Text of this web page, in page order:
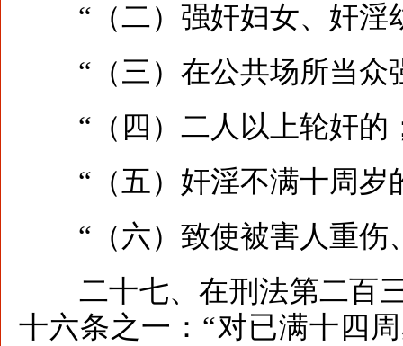
“（二）强奸妇女、奸淫
“（三）在公共场所当众
“（四）二人以上轮奸的
“（五）奸淫不满十周岁
“（六）致使被害人重伤
二十七、在刑法第二百三
十六条之一：“对已满十四